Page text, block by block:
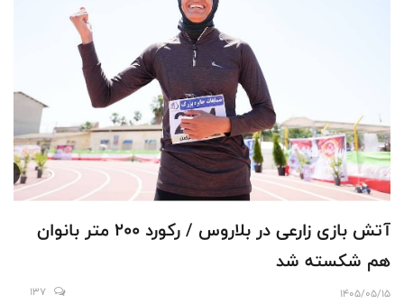
آتش بازی زارعی در بلاروس / رکورد ۲۰۰ متر بانوان
هم شکسته شد
1405/05/15
137